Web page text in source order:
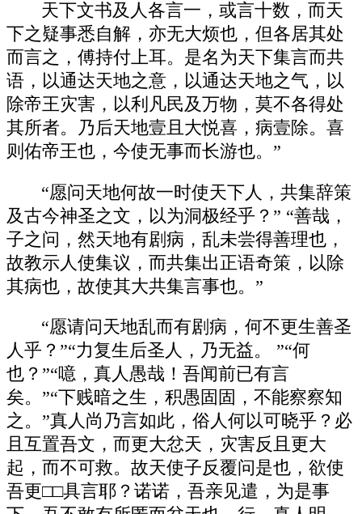
天下文书及人各言一，或言十数，而天
下之疑事悉自解，亦无大烦也，但各居其处
而言之，傅持付上耳。是名为天下集言而共
语，以通达天地之意，以通达天地之气，以
除帝王灾害，以利凡民及万物，莫不各得处
其所者。乃后天地壹且大悦喜，病壹除。喜
则佑帝王也，今使无事而长游也。”
“愿问天地何故一时使天下人，共集辞策
及古今神圣之文，以为洞极经乎？” “善哉，
子之问，然天地有剧病，乱未尝得善理也，
故教示人使集议，而共集出正语奇策，以除
其病也，故使其大共集言事也。”
“愿请问天地乱而有剧病，何不更生善圣
人乎？”“力复生后圣人，乃无益。 ”“何
也？”“噫，真人愚哉！吾闻前已有言
矣。”“下贱暗之生，积愚固固，不能察察知
之。”真人尚乃言如此，俗人何以可晓乎？必
且互置吾文，而更大忿天，灾害反且更大
起，而不可救。故天使子反覆问是也，欲使
吾更□□具言耶？诺诺，吾亲见遣，为是事